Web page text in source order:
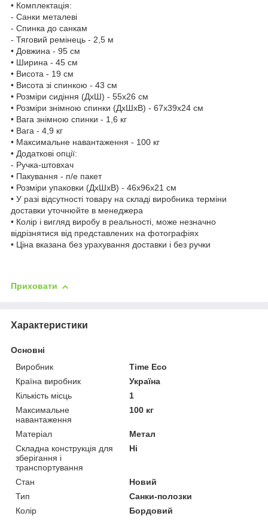
• Комплектація:
- Санки металеві
- Спинка до санкам
- Тяговий ремінець - 2,5 м
• Довжина - 95 см
• Ширина - 45 см
• Висота - 19 см
• Висота зі спинкою - 43 см
• Розміри сидіння (ДхШ) - 55х26 см
• Розміри знімною спинки (ДхШхВ) - 67х39х24 см
• Вага знімною спинки - 1,6 кг
• Вага - 4,9 кг
• Максимальне навантаження - 100 кг
• Додаткові опції:
- Ручка-штовхач
• Пакування - п/е пакет
• Розміри упаковки (ДхШхВ) - 46х96х21 см
• У разі відсутності товару на складі виробника терміни
доставки уточнюйте в менеджера
• Колір і вигляд виробу в реальності, може незначно
відрізнятися від представлених на фотографіях
• Ціна вказана без урахування доставки і без ручки
Приховати
Характеристики
Основні
Виробник
Time Eco
Країна виробник
Україна
Кількість місць
1
Максимальне
навантаження
100 кг
Матеріал
Метал
Складна конструкція для
зберігання і
транспортування
Ні
Стан
Новий
Тип
Санки-полозки
Колір
Бордовий